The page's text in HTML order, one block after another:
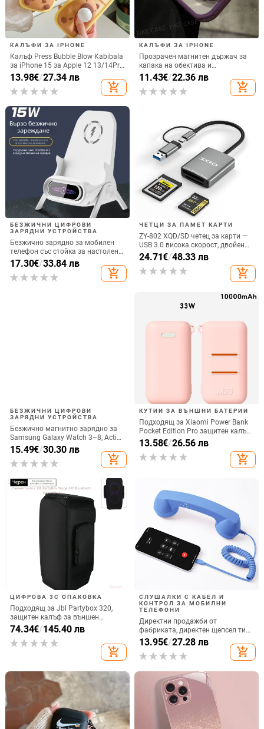
КАЛЪФИ ЗА IPHONE
Калъф Press Bubble Blow Kabibala
за iPhone 15 за Apple 12 13/14Pro
Max, устойчив на изпускане 11
13.98€/27.34 лв
add_shopping_cart
КАЛЪФИ ЗА IPHONE
Прозрачен магнитен държач за
капака на обектива и
удароустойчив твърд калъф за
iPhone 17 Pro Max
11.43€/22.36 лв
add_shopping_cart
БЕЗЖИЧНИ ЦИФРОВИ
ЗАРЯДНИ УСТРОЙСТВА
Безжично зарядно за мобилен
телефон със стойка за настолен
монтаж за хоризонтално или
вертикално ползване, QC3.0, 2 A,
15 W, Бързо зареждане
17.30€/33.84 лв
add_shopping_cart
ЧЕТЦИ ЗА ПАМЕТ КАРТИ
ZY-802 XQD/SD четец за карти —
USB 3.0 висока скорост, двойен
интерфейс Type-C и USB,
алуминиев сплав + ABS
24.71€/48.33 лв
add_shopping_cart
БЕЗЖИЧНИ ЦИФРОВИ
ЗАРЯДНИ УСТРОЙСТВА
Безжично магнитно зарядно за
Samsung Galaxy Watch 3–8, Active
1/2 • QC2.0 • Магнитно зареждане
• 3W / 1A
15.49€/30.30 лв
add_shopping_cart
КУТИИ ЗА ВЪНШНИ БАТЕРИИ
Подходящ за Xiaomi Power Bank
Pocket Edition Pro защитен калъф
33W силиконов 10000mA
неплъзгащ се защитен калъф за
Power Bank
13.58€/26.56 лв
add_shopping_cart
ЦИФРОВА 3C ОПАКОВКА
Подходящ за Jbl Partybox 320,
защитен калъф за външен
високоговорител, калъф за
количка Stage 320 Audio,
прахозащитно покритие.
74.34€/145.40 лв
add_shopping_cart
СЛУШАЛКИ С КАБЕЛ И
КОНТРОЛ ЗА МОБИЛНИ
ТЕЛЕФОНИ
Директни продажби от
фабриката, директен щепсел тип
C, мобилен телефон, Douyin
Internet Celebrity, електрически
микрофон, слушалки с C порт,
13.95€/27.28 лв
add_shopping_cart